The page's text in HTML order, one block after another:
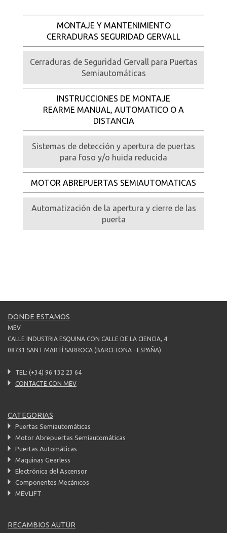
MONTAJE Y MANTENIMIENTO
CERRADURAS SEGURIDAD GERVALL
Cerraduras de Seguridad Gervall para Puertas
Semiautomáticas
INSTRUCCIONES DE MONTAJE
REARME MANUAL, AUTOMATICO O A
DISTANCIA
Sistemas de detección y apertura de puertas
para foso y/o huida reducida
MOTOR ABREPUERTAS SEMIAUTOMATICAS
Automatización de la apertura y cierre de las
puerta
DONDE ESTAMOS
MEV
CALLE INDUSTRIA ESQUINA CON CALLE DE LA CIENCIA, 4
08731 SANT MARTÍ SARROCA (BARCELONA - ESPAÑA)
TEL: (+34) 96 132 23 64
CONTACTE CON MEV
CATEGORIAS
Puertas Semiautomáticas
Motor Abrepuertas Semiautomáticas
Puertas Automáticas
Maquinas Gearless
Electrónica del Ascensor
Componentes Mecánicos
MEVLIFT
RECAMBIOS AUTÜR